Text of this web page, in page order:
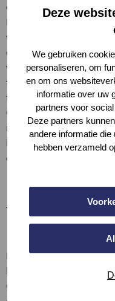
Deze
We gebruiken
personaliseren, om
en om ons
informatie over uw
partners voor
Deze partners
andere informatie
hebben verzameld
dat volgt uit de
De gebruikersinstructie
voor de methode
onder de handleidingen.
van het adaptief
toekomst, en wordt
feedback uit de markt.
Omdat het een methode
niet worden toegepast
kwaliteitsborging
certificaat of MIA-
Definities
–
Bewijslast
Beschrijf de situatie en
het bestand ‘Adaptief
Gebouw’. Voeg de